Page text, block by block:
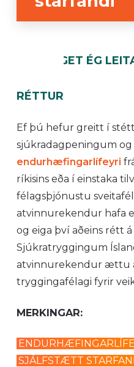
HVERT GET ÉG
RÉTTUR
Ef þú hefur greitt í
sjúkradagpeningum og
endurhæfingarlífeyri
ríkisins eða í einstaka
félagsþjónustu
atvinnurekendur hafa
og eiga því aðeins rétt á
Sjúkratryggingum
atvinnurekendur ættu
tryggingafélagi fyrir
MERKINGAR:
SJÁLFSTÆTT